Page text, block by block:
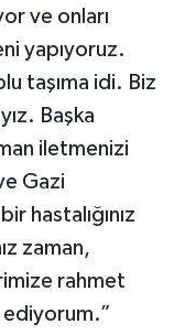
ve onları
yapıyoruz.
taşıma idi. Biz
Başka
iletmenizi
Gazi
hastalığınız
zaman,
rahmet